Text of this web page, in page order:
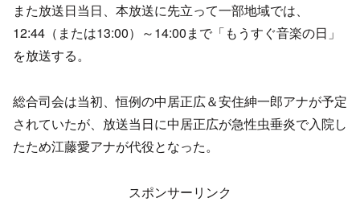
また放送日当日、本放送に先立って一部地域では、
12:44（または13:00）～14:00まで「もうすぐ音楽の日」
を放送する。
総合司会は当初、恒例の中居正広＆安住紳一郎アナが予定
されていたが、放送当日に中居正広が急性虫垂炎で入院し
たため江藤愛アナが代役となった。
スポンサーリンク